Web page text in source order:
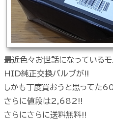
最近色々お世話になっているモ
HID純正交換バルブが!!
しかも丁度買おうと思ってた
さらに値段は2,682!!
さらにさらに送料無料!!